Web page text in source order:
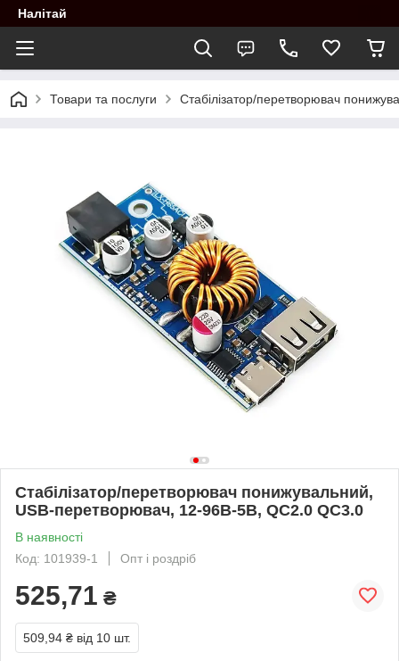
Налітай
Товари та послуги Стабілізатор/перетворювач
Стабілізатор/перетворювач понижувальний,
USB-перетворювач, 12-96В-5В, QC2.0 QC3.0
В наявності
Код: 101939-1
Опт і роздріб
525,71 ₴
509,94 ₴ від 10 шт.